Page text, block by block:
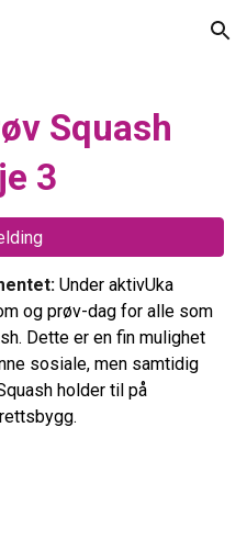
Skip to navigation
Squash
3
Under aktivUka
og prøv-dag for alle som
Dette er en fin mulighet
sosiale, men samtidig
holder til på